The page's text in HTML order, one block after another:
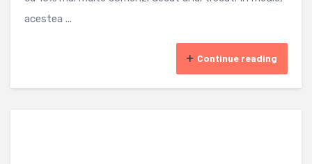
acestea ...
Continue reading